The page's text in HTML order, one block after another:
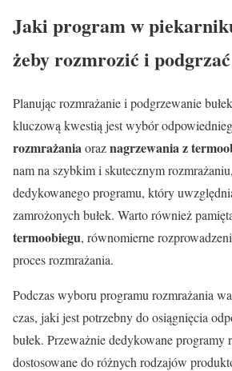
Jaki program w
żeby rozmrozić i
Planując rozmrażanie i podgrzewanie
kluczową kwestią jest wybór
rozmrażaniaoraznagrzewania z
nam na szybkim i skutecznym
dedykowanego programu, który
zamrożonych bułek. Warto również
termoobiegu, równomierne
proces rozmrażania.
Podczas wyboru programu rozmrażania
czas, jaki jest potrzebny do osiągnięcia
bułek. Przeważnie dedykowane programy
dostosowane do różnych rodzajów